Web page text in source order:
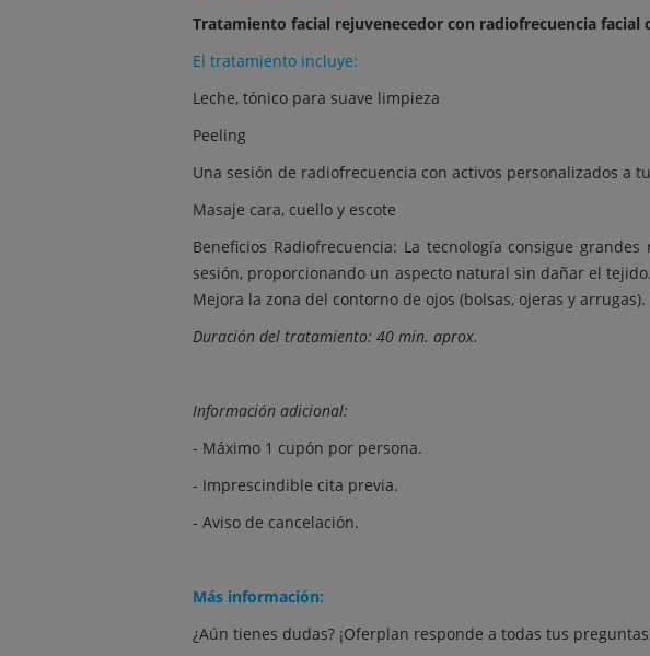
Tratamiento facial rejuvenecedor con radiofrecuencia facial
El tratamiento incluye:
Leche, tónico para suave limpieza
Peeling
Una sesión de radiofrecuencia con activos personalizados a
Masaje cara, cuello y escote
Beneficios Radiofrecuencia: La tecnología consigue
sesión, proporcionando un aspecto natural sin dañar el
Mejora la zona del contorno de ojos (bolsas, ojeras y arrugas).
Duración del tratamiento: 40 min. aprox.
Información adicional:
- Máximo 1 cupón por persona.
- Imprescindible cita previa.
- Aviso de cancelación.
Más información:
¿Aún tienes dudas? ¡Oferplan responde a todas tus